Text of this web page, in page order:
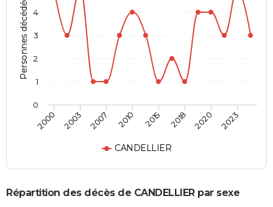
Personnes décédées
CANDELLIER
2000 2003 2007 2010 2015 2018 2020 2023
0
1
2
3
4
Répartition des décès de CANDELLIER par sexe